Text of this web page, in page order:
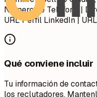
Número de Teléfono |
URL Perfil LinkedIn |
Qué conviene incluir
Tu información de
los reclutadores.